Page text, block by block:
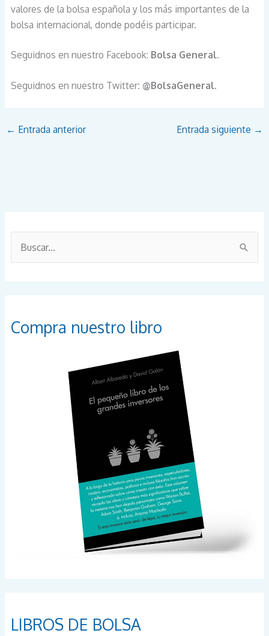
valores de la bolsa española y los más importantes de la
bolsa internacional, donde podéis participar.
Seguidnos en nuestro Facebook: Bolsa General.
Seguidnos en nuestro Twitter: @BolsaGeneral.
← Entrada anterior Entrada siguiente →
rCompra nuestro libro
LIBROS DE BOLSA